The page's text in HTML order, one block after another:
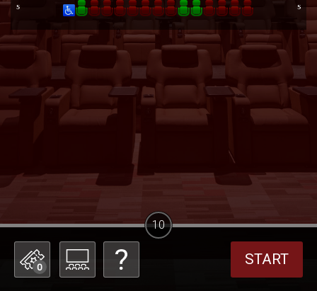
0 START
10